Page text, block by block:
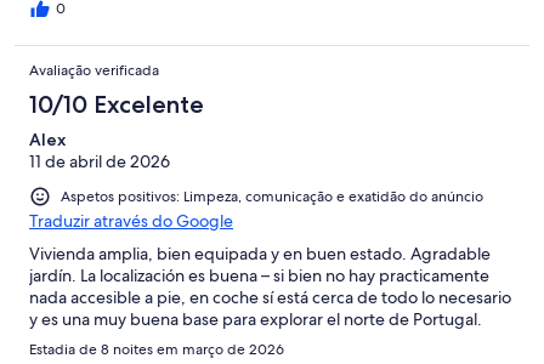
0
Avaliação verificada
10/10 Excelente
Alex
11 de abril de 2026
Aspetos positivos: Limpeza, comunicação e exatidão do anúncio
Traduzir através do Google
Vivienda amplia, bien equipada y en buen estado. Agradable
jardín. La localización es buena – si bien no hay practicamente
nada accesible a pie, en coche sí está cerca de todo lo necesario
y es una muy buena base para explorar el norte de Portugal.
Estadia de 8 noites em março de 2026